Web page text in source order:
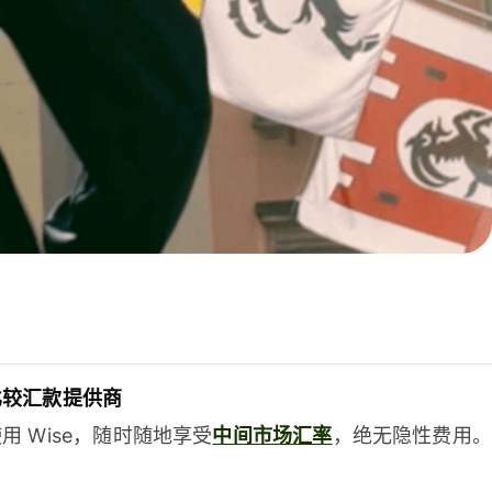
汇款提供商
Wise，随时随地享受中间市场汇率，绝无隐性费用。